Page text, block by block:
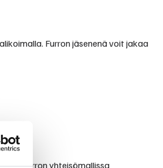
Furron jäsenenä voit jakaa
Furron yhteisömallissa